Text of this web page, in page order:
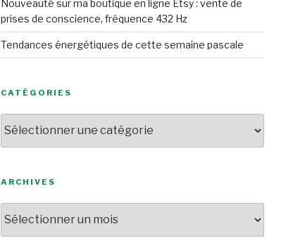
Nouveauté sur ma boutique en ligne Etsy : vente de
prises de conscience, fréquence 432 Hz
Tendances énergétiques de cette semaine pascale
CATÉGORIES
ARCHIVES